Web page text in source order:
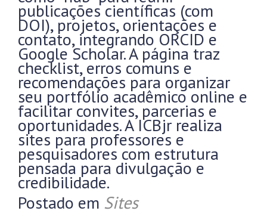
publicações científicas (com
DOI), projetos, orientações e
contato, integrando ORCID e
Google Scholar. A página traz
checklist, erros comuns e
recomendações para organizar
seu portfólio acadêmico online e
facilitar convites, parcerias e
oportunidades. A ICBjr realiza
sites para professores e
pesquisadores com estrutura
pensada para divulgação e
credibilidade.
Postado em Sites